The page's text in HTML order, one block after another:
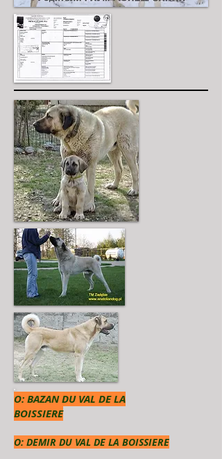
О: BAZAN DU VAL DE LA
BOISSIERE
O: DEMIR DU VAL DE LA BOISSIERE